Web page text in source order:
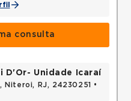
consulta
D'Or- Unidade Icaraí
Niteroi, RJ, 24230251 •